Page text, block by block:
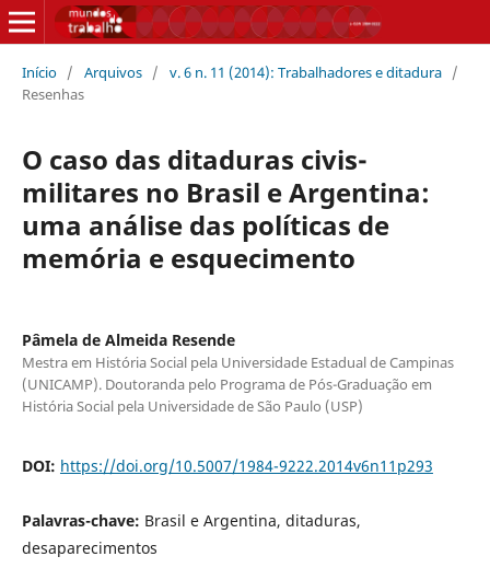
Início / Arquivos / v. 6 n. 11 (2014): Trabalhadores e ditadura /
Resenhas
O caso das ditaduras civis-
militares no Brasil e Argentina:
uma análise das políticas de
memória e esquecimento
Pâmela de Almeida Resende
Mestra em História Social pela Universidade Estadual de Campinas
(UNICAMP). Doutoranda pelo Programa de Pós-Graduação em
História Social pela Universidade de São Paulo (USP)
DOI: https://doi.org/10.5007/1984-9222.2014v6n11p293
Palavras-chave: Brasil e Argentina, ditaduras,
desaparecimentos